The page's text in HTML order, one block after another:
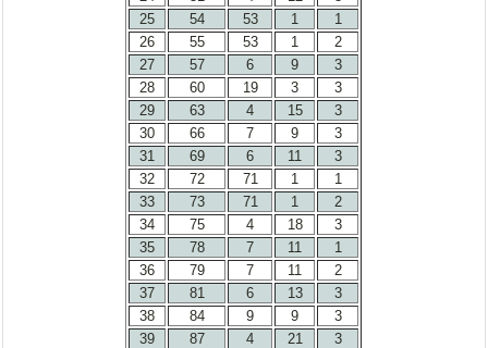
25
54 53 1
1
26
55 53 1
2
27
57 6 9
3
28
60 19 3
3
29
63 4 15
3
30
66 7 9
3
31
69 6 11
3
32
72 71 1
1
33
73 71 1
2
34
75 4 18
3
35
78 7 11
1
36
79 7 11
2
37
81 6 13
3
38
84 9 9
3
39
87 4 21
3